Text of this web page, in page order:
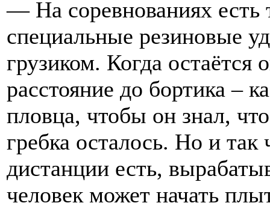
— На соревнованиях есть
специальные резиновые
грузиком. Когда остаётся
расстояние до бортика –
пловца, чтобы он знал,
гребка осталось. Но и так
дистанции есть,
человек может начать